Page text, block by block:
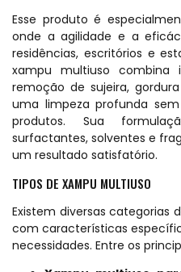
Esse produto é
onde a agilidade e a
residências, escritórios e
xampu multiuso combina
remoção de sujeira,
uma limpeza profunda
produtos. Sua
surfactantes, solventes e
um resultado satisfatório.
TIPOS DE XAMPU MULTIUSO
Existem diversas categorias
com características
necessidades. Entre os